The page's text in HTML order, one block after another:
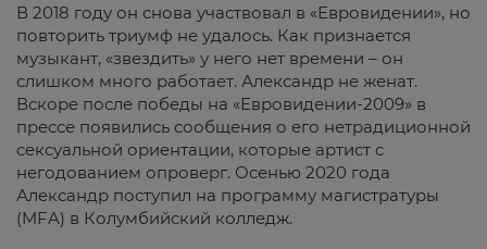
В 2018 году он снова участвовал в «Евровидении», но
повторить триумф не удалось. Как признается
музыкант, «звездить» у него нет времени – он
слишком много работает. Александр не женат.
Вскоре после победы на «Евровидении-2009» в
прессе появились сообщения о его нетрадиционной
сексуальной ориентации, которые артист с
негодованием опроверг. Осенью 2020 года
Александр поступил на программу магистратуры
(MFA) в Колумбийский колледж.